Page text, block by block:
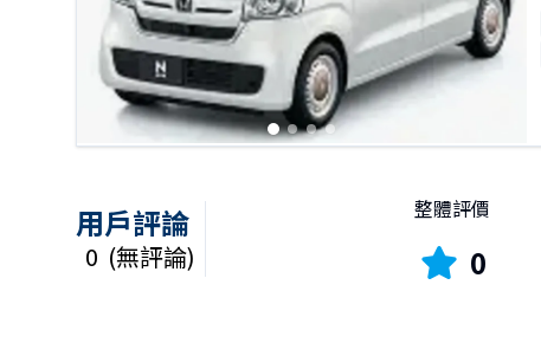
用戶評論
0 (無評論)
整體評價
0